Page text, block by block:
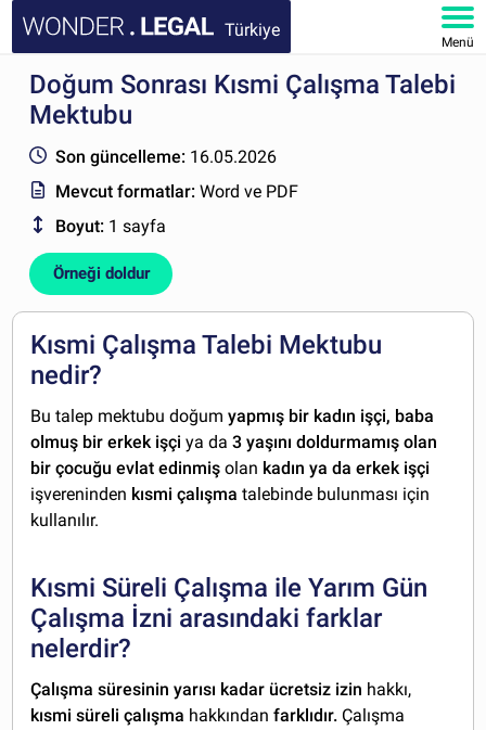
Türkiye
Menü
ANA SAYFA
SSS
HESABIM
Doğum Sonrası Kısmi Çalışma Talebi
Mektubu
Son güncelleme: 16.05.2026
Mevcut formatlar:Word ve PDF
Boyut: 1 sayfa
Örneği doldur
Kısmi Çalışma Talebi Mektubu
nedir?
Bu talep mektubu doğum yapmış bir kadın işçi, baba
olmuş bir erkek işçi ya da3 yaşını doldurmamış olan
bir çocuğu evlat edinmiş olan kadın ya da erkek işçi
işvereninden kısmi çalışma talebinde bulunması için
kullanılır.
Kısmi Süreli Çalışma ile Yarım Gün
Çalışma İzni arasındaki farklar
nelerdir?
Çalışma süresinin yarısı kadar ücretsiz izin hakkı,
kısmi süreli çalışma hakkından farklıdır. Çalışma